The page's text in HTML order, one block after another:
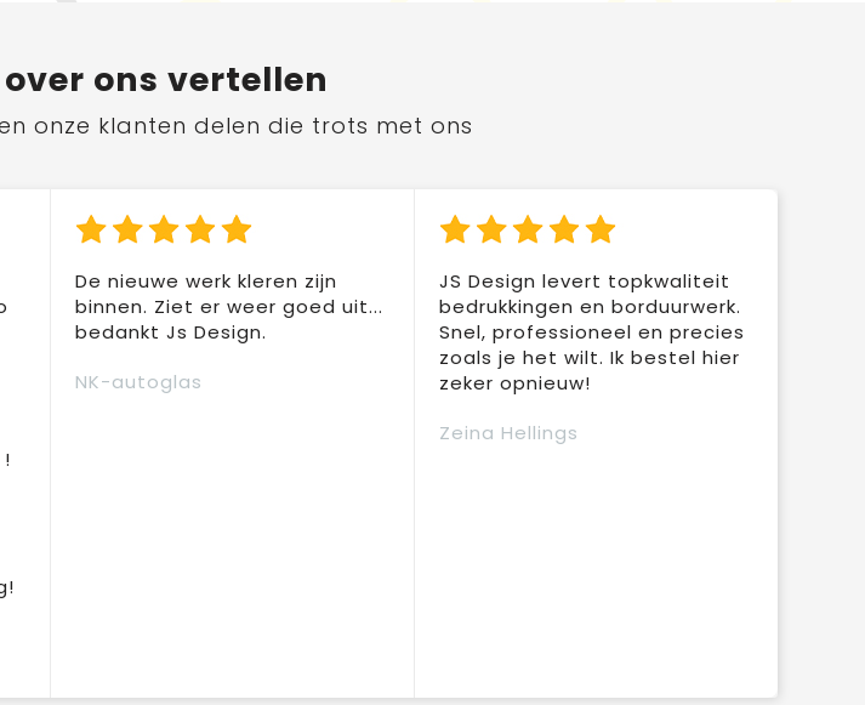
over ons vertellen
onze klanten delen die trots met ons
De nieuwe werk kleren zijn
binnen. Ziet er weer goed uit...
bedankt Js Design.
NK-autoglas
JS Design levert topkwaliteit
bedrukkingen en borduurwerk.
Snel, professioneel en precies
zoals je het wilt. Ik bestel hier
zeker opnieuw!
Zeina Hellings